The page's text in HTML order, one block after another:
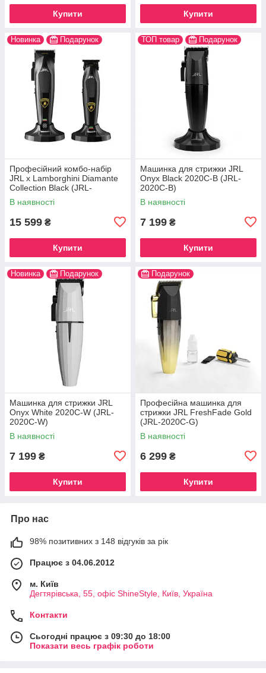
Купити Купити
Новинка Подарунок
Професійний комбо-набір
JRL x Lamborghini Diamante
Collection Black (JRL-
DI2025B)
В наявності
15 599 ₴
Купити
ТОП товар Подарунок
Машинка для стрижки JRL
Onyx Black 2020C-B (JRL-
2020C-B)
В наявності
7 199 ₴
Купити
Новинка Подарунок
Машинка для стрижки JRL
Onyx White 2020C-W (JRL-
2020C-W)
В наявності
7 199 ₴
Купити
Подарунок
Професійна машинка для
стрижки JRL FreshFade Gold
(JRL-2020C-G)
В наявності
6 299 ₴
Купити
Про нас
98% позитивних з 148 відгуків за рік
Працює з 04.06.2012
м. Київ
Дегтярівська, 55, офіc ShineStyle, Київ, Україна
Контакти
Сьогодні працює з 09:30 до 18:00
Показати весь графік роботи